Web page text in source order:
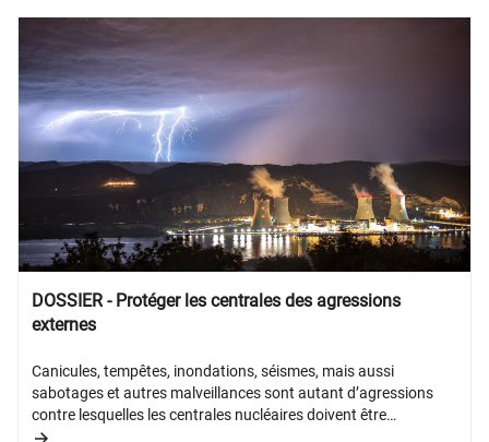
DOSSIER - Protéger les centrales des agressions
externes
Canicules, tempêtes, inondations, séismes, mais aussi
sabotages et autres malveillances sont autant d’agressions
contre lesquelles les centrales nucléaires doivent être
protégées. Comment ? L’IRSN veille à ce que les dispositions